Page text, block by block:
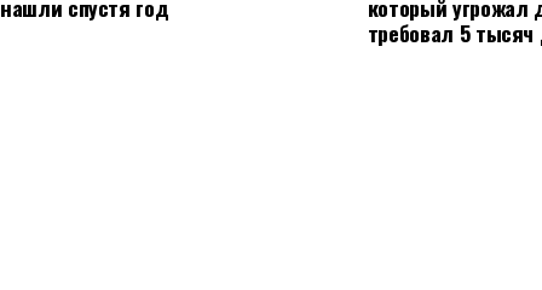
нашли спустя год
который угрожал
требовал 5